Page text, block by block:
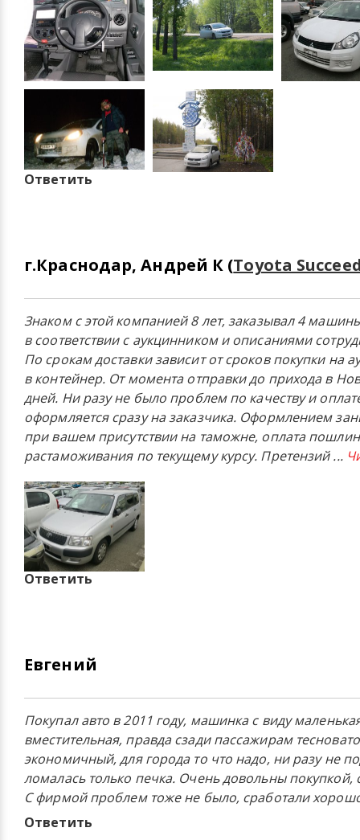
Ответить
г.Краснодар, Андрей К (Toyota
Знаком с этой компанией 8 лет, заказывал 4
в соответствии с аукцинником и описаниями
По срокам доставки зависит от сроков покупки на
в контейнер. От момента отправки до прихода в
дней. Ни разу не было проблем по качеству и
оформляется сразу на заказчика. Оформлением
при вашем присутствии на таможне, оплата
растаможивания по текущему курсу. Претензий...
Ответить
Евгений
Покупал авто в 2011 году, машинка с виду
вместительная, правда сзади пассажирам
экономичный, для города то что надо, ни разу не
ломалась только печка. Очень довольны покупкой,
С фирмой проблем тоже не было, сработали
Ответить